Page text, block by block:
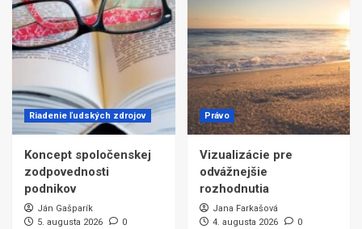
Riadenie ľudských zdrojov
Koncept spoločenskej
zodpovednosti
podnikov
Ján Gašparík
5. augusta 2026
0
Právo
Vizualizácie pre
odvážnejšie
rozhodnutia
Jana Farkašová
4. augusta 2026
0